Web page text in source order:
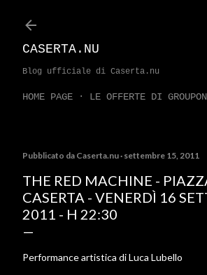
CASERTA.NU
Blog ufficiale di Caserta.nu
HOME PAGE LE OFFERTE DI GROUPON
Pubblicato da Caserta.nu settembre 15, 2011
THE RED MACHINE -
CASERTA - VENERDÌ 16
2011 - H 22:30
Performance artistica di Luca Lubello